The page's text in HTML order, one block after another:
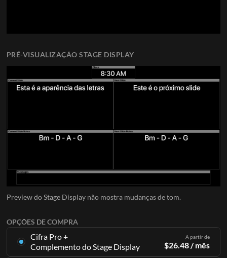
OPÇÕES DE COMPRA
Cifra Pro +
Complemento do Stage Display
A partir de
$26.48/ mês
PRÉ-VISUALIZAÇÃO STAGE DISPLAY
Preview do Stage Display não mostra mudanças de tom.